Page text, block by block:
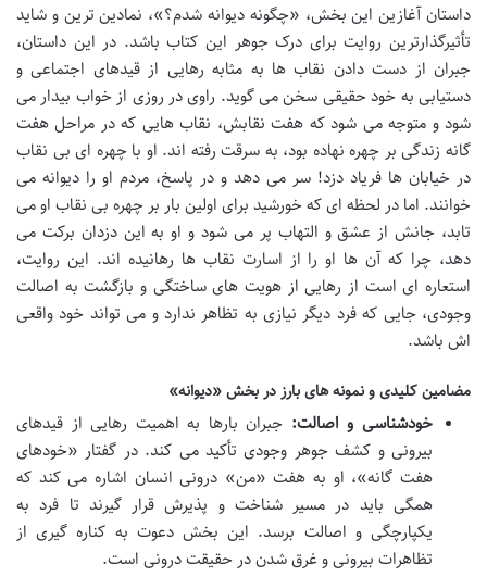
داستان آغازین این بخش، «چگونه دیوانه شدم؟»، نمادین ترین و شاید
تأثیرگذارترین روایت برای درک جوهر این کتاب باشد. در این داستان،
جبران از دست دادن نقاب ها به مثابه رهایی از قیدهای اجتماعی و
دستیابی به خود حقیقی سخن می گوید. راوی در روزی از خواب بیدار می
شود و متوجه می شود که هفت نقابش، نقاب هایی که در مراحل هفت
گانه زندگی بر چهره نهاده بود، به سرقت رفته اند. او با چهره ای بی نقاب
در خیابان ها فریاد دزد! سر می دهد و در پاسخ، مردم او را دیوانه می
خوانند. اما در لحظه ای که خورشید برای اولین بار بر چهره بی نقاب او می
تابد، جانش از عشق و التهاب پر می شود و او به این دزدان برکت می
دهد، چرا که آن ها او را از اسارت نقاب ها رهانیده اند. این روایت،
استعاره ای است از رهایی از هویت های ساختگی و بازگشت به اصالت
وجودی، جایی که فرد دیگر نیازی به تظاهر ندارد و می تواند خود واقعی
اش باشد.
مضامین کلیدی و نمونه های بارز در بخش «دیوانه»
خودشناسی و اصالت: جبران بارها به اهمیت رهایی از قیدهای
بیرونی و کشف جوهر وجودی تأکید می کند. در گفتار «خودهای
هفت گانه»، او به هفت «من» درونی انسان اشاره می کند که
همگی باید در مسیر شناخت و پذیرش قرار گیرند تا فرد به
یکپارچگی و اصالت برسد. این بخش دعوت به کناره گیری از
تظاهرات بیرونی و غرق شدن در حقیقت درونی است.